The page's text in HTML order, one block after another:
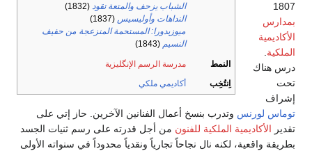
الشباب يزحف والمتعة تقود (1832)
النداهات وأوليسيس (1837)
ميوزيدورا: المستحمة المنزعجة من حفيف
النسيم (1843)
النمط
مدرسة الرسم الإنگليزية
اِنتُخِب
أكاديمي ملكي
1807
بمدارس
الأكاديمية
الملكية
درس هناك
تحت
إشراف
توماس لورنس وتدرب بنسخ أعمال الفنانين الآخرين. حاز إتي على
تقدير الأكاديمية الملكية للفنون من أجل قدرته على رسم ثنيات الجسد
بطريقة واقعية، لكنه نال نجاحاً تجارياً ونقدياً محدوداً في سنواته الأولى